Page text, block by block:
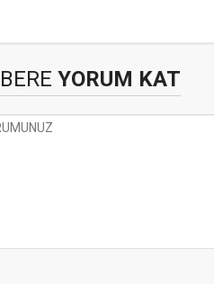
YORUM KAT